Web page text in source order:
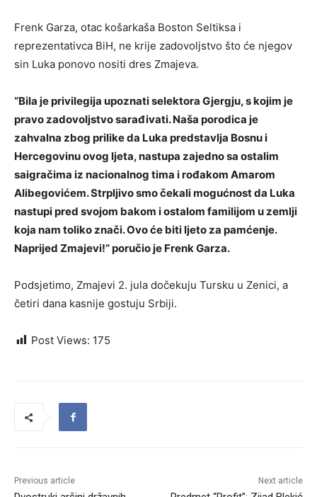
Frenk Garza, otac košarkaša Boston Seltiksa i
reprezentativca BiH, ne krije zadovoljstvo što će njegov
sin Luka ponovo nositi dres Zmajeva.
“Bila je privilegija upoznati selektora Gjergju, s kojim je
pravo zadovoljstvo sarađivati. Naša porodica je
zahvalna zbog prilike da Luka predstavlja Bosnu i
Hercegovinu ovog ljeta, nastupa zajedno sa ostalim
saigračima iz nacionalnog tima i rođakom Amarom
Alibegovićem. Strpljivo smo čekali mogućnost da Luka
nastupi pred svojom bakom i ostalom familijom u zemlji
koja nam toliko znači. Ovo će biti ljeto za pamćenje.
Naprijed Zmajevi!” poručio je Frenk Garza.
Podsjetimo, Zmajevi 2. jula dočekuju Tursku u Zenici, a
četiri dana kasnije gostuju Srbiji.
Post Views: 175
Previous article Next article